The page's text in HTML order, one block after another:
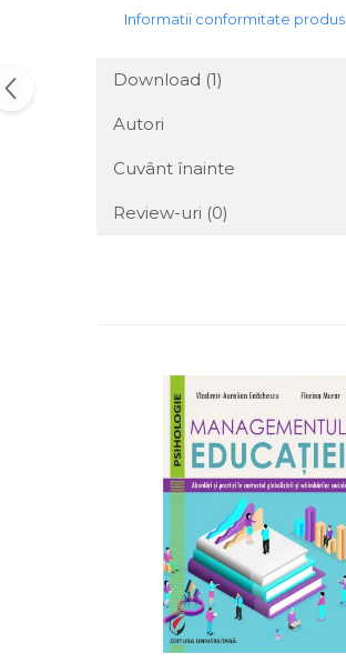
Informatii conformitate produs
Download (1)
Autori
Cuvânt înainte
Review-uri (0)